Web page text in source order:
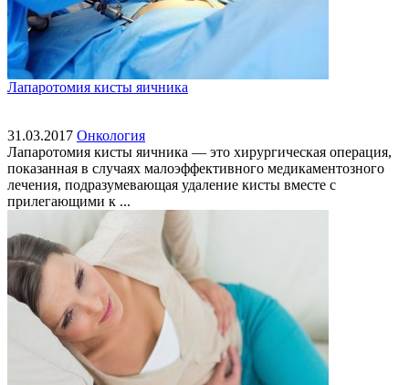
Лапаротомия кисты яичника
31.03.2017 Онкология
Лапаротомия кисты яичника — это хирургическая операция,
показанная в случаях малоэффективного медикаментозного
лечения, подразумевающая удаление кисты вместе с
прилегающими к ...